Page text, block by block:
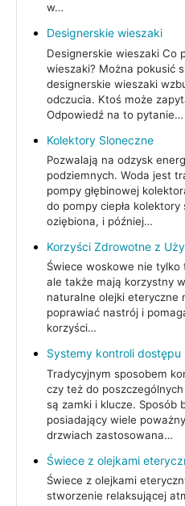
w…
Designerskie wieszaki
Designerskie wieszaki Co
wieszaki? Można pokusić
designerskie wieszaki
odczucia. Ktoś może
Odpowiedź na to pytanie…
Kolektory Sloneczne
Pozwalają na odzysk
podziemnych. Woda jest
pompy głębinowej
do pompy ciepła
oziębiona, i później…
Korzyści Zdrowotne z
Świece woskowe nie
ale także mają korzystny
naturalne olejki eteryczne
poprawiać nastrój i
korzyści…
Systemy kontroli dostępu
Tradycyjnym sposobem
czy też do
są zamki i klucze. Sposób
posiadający wiele
drzwiach zastosowana…
Świece z olejkami
Świece z olejkami
stworzenie relaksującej